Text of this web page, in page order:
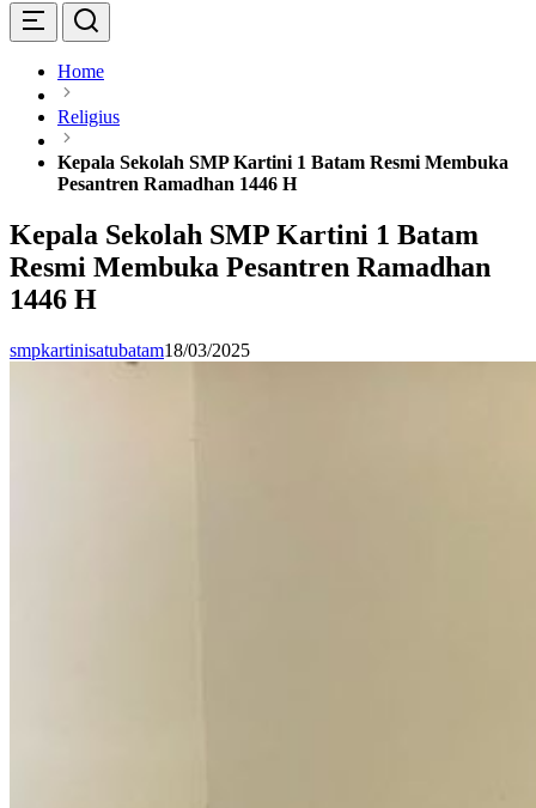
Home
Religius
Kepala Sekolah SMP Kartini 1 Batam Resmi Membuka
Pesantren Ramadhan 1446 H
Kepala Sekolah SMP Kartini 1 Batam
Resmi Membuka Pesantren Ramadhan
1446 H
smpkartinisatubatam18/03/2025